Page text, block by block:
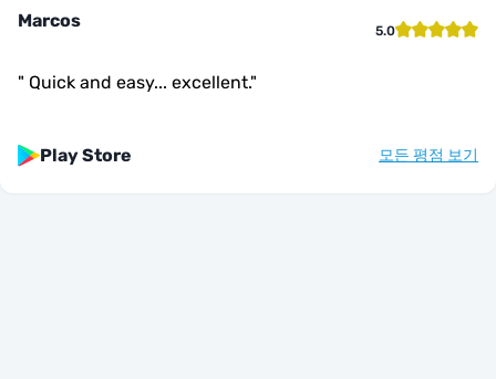
Marcos 5.0
" Quick and easy... excellent."
Play Store 모든 평점 보기